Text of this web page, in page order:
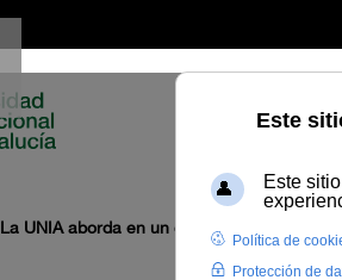
La UNIA aborda en un curso online el